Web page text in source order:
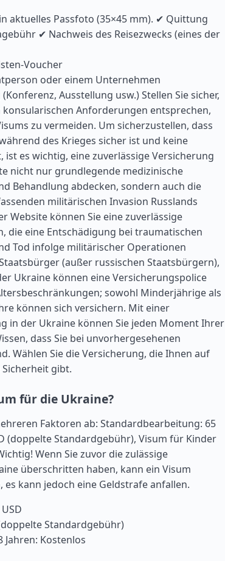
aktuelles Passfoto (35×45 mm). ✔ Quittung
✔ Nachweis des Reisezwecks (eines der
Voucher
oder einem Unternehmen
Ausstellung usw.) Stellen Sie sicher,
konsularischen Anforderungen entsprechen,
zu vermeiden. Um sicherzustellen, dass
des Krieges sicher ist und keine
ist es wichtig, eine zuverlässige Versicherung
nicht nur grundlegende medizinische
Behandlung abdecken, sondern auch die
militärischen Invasion Russlands
Website können Sie eine zuverlässige
die eine Entschädigung bei traumatischen
Tod infolge militärischer Operationen
(außer russischen Staatsbürgern),
Ukraine können eine Versicherungspolice
sowohl Minderjährige als
können sich versichern. Mit einer
in der Ukraine können Sie jeden Moment Ihrer
dass Sie bei unvorhergesehenen
Wählen Sie die Versicherung, die Ihnen auf
gibt.
für die Ukraine?
Faktoren ab: Standardbearbeitung: 65
(doppelte Standardgebühr), Visum für Kinder
Wenn Sie zuvor die zulässige
überschritten haben, kann ein Visum
kann jedoch eine Geldstrafe anfallen.
Standardgebühr)
Kostenlos